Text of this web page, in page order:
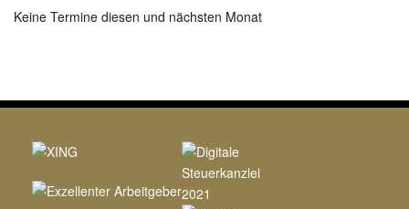
Keine Termine diesen und nächsten Monat